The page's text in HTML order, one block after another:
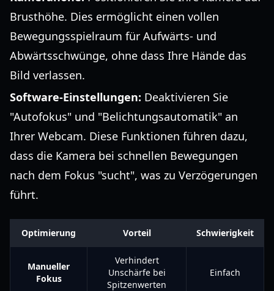
Brusthöhe. Dies ermöglicht einen vollen
Bewegungsspielraum für Aufwärts- und
Abwärtsschwünge, ohne dass Ihre Hände das
Bild verlassen.
Software-Einstellungen: Deaktivieren Sie
"Autofokus" und "Belichtungsautomatik" an
Ihrer Webcam. Diese Funktionen führen dazu,
dass die Kamera bei schnellen Bewegungen
nach dem Fokus "sucht", was zu Verzögerungen
führt.
Optimierung Vorteil Schwierigkeit
Manueller
Fokus
Verhindert
Unschärfe bei
Spitzenwerten
Einfach